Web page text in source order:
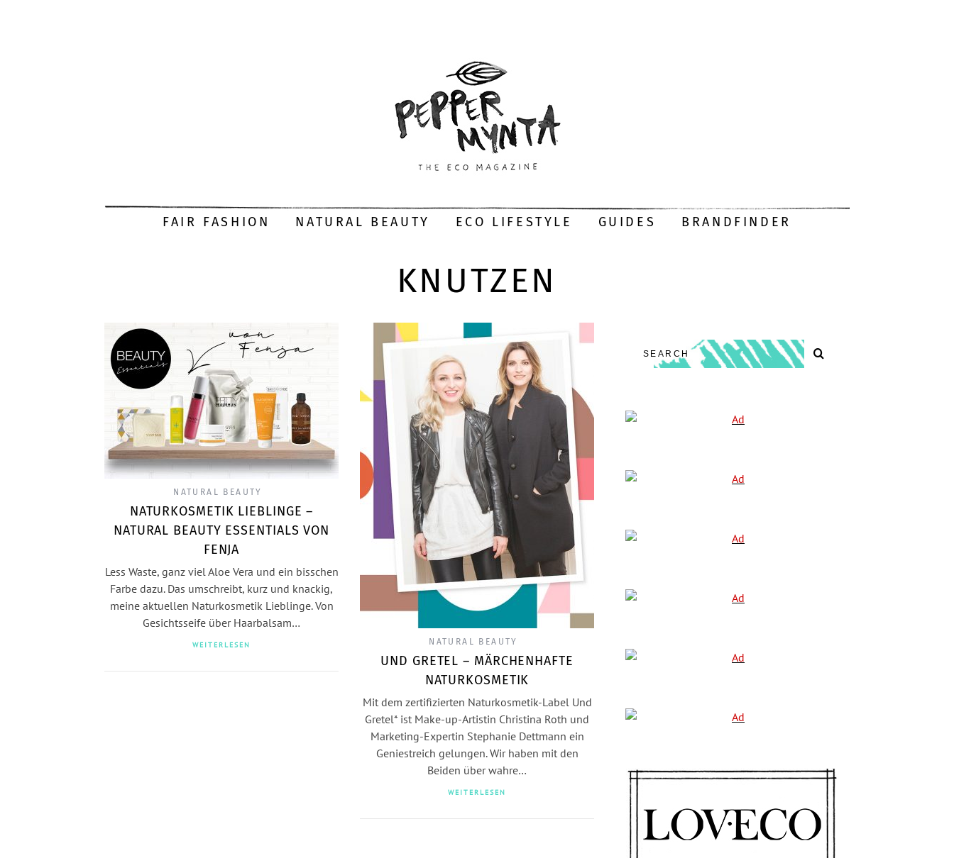
FAIR FASHION NATURAL BEAUTY ECO LIFESTYLE GUIDES BRANDFINDER
KNUTZEN
NATURAL BEAUTY
NATURKOSMETIK LIEBLINGE –
NATURAL BEAUTY ESSENTIALS VON
FENJA
Less Waste, ganz viel Aloe Vera und ein bisschen
Farbe dazu. Das umschreibt, kurz und knackig,
meine aktuellen Naturkosmetik Lieblinge. Von
Gesichtsseife über Haarbalsam…
WEITERLESEN NATURAL BEAUTY
UND GRETEL – MÄRCHENHAFTE
NATURKOSMETIK
Mit dem zertifizierten Naturkosmetik-Label Und
Gretel* ist Make-up-Artistin Christina Roth und
Marketing-Expertin Stephanie Dettmann ein
Geniestreich gelungen. Wir haben mit den
Beiden über wahre…
WEITERLESEN